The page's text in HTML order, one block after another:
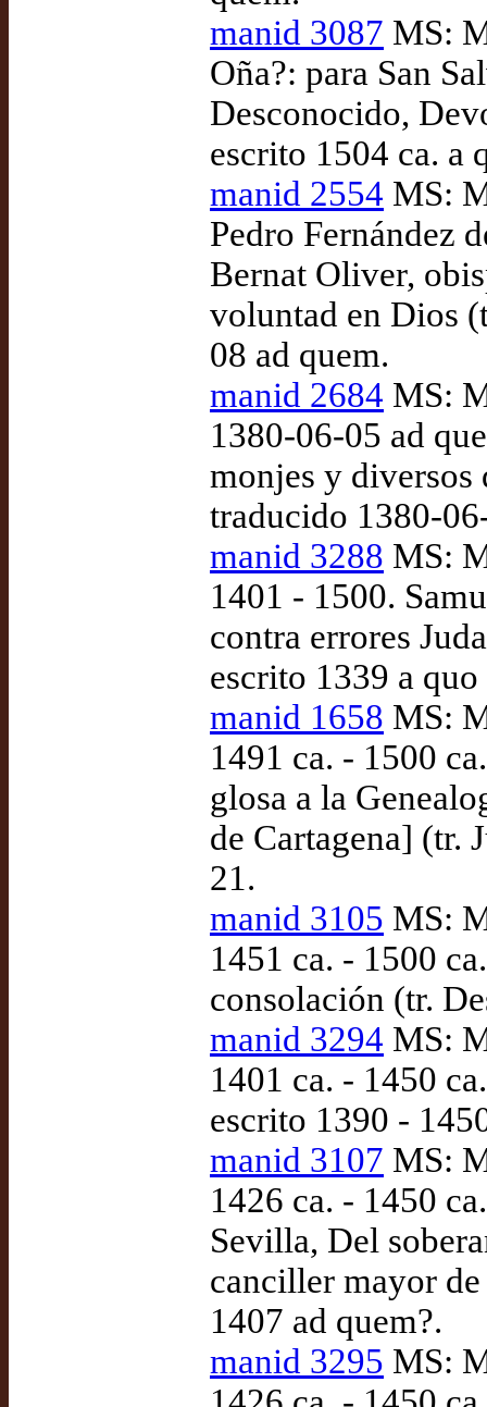
manid 3087 MS:
Oña?: para San
Desconocido,
escrito 1504 ca. a
manid 2554 MS:
Pedro Fernández
Bernat Oliver,
voluntad en Dios
08 ad quem.
manid 2684 MS:
1380-06-05 ad
monjes y diversos
traducido 1380-
manid 3288 MS:
1401 - 1500.
contra errores
escrito 1339 a
manid 1658 MS:
1491 ca. - 1500
glosa a la
de Cartagena] (tr.
21.
manid 3105 MS:
1451 ca. - 1500
consolación (tr.
manid 3294 MS:
1401 ca. - 1450
escrito 1390 -
manid 3107 MS:
1426 ca. - 1450
Sevilla, Del
canciller mayor
1407 ad quem?.
manid 3295 MS: